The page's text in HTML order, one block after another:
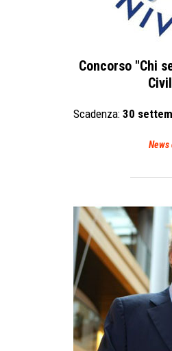
Concorso "Chi
Scadenza: 30
News